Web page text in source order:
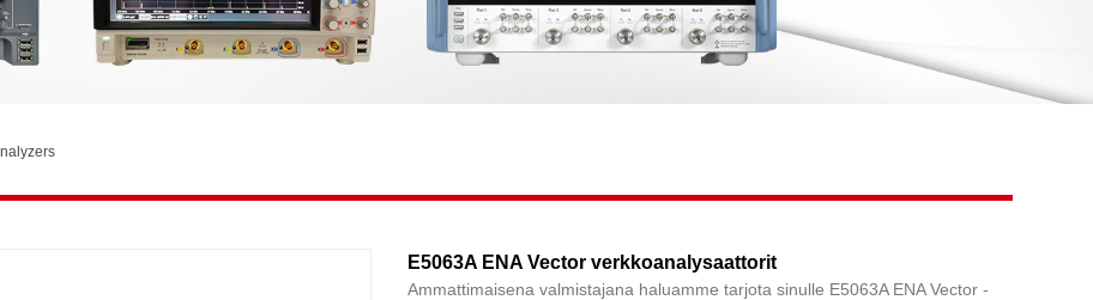
E5063A ENA Vector verkkoanalysaattorit
Ammattimaisena valmistajana haluamme tarjota sinulle E5063A ENA Vector -